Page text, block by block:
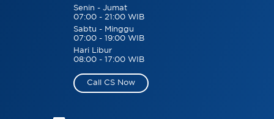
Senin - Jumat
07:00 - 21:00 WIB
Sabtu - Minggu
07:00 - 19:00 WIB
Hari Libur
08:00 - 17:00 WIB
Call CS Now